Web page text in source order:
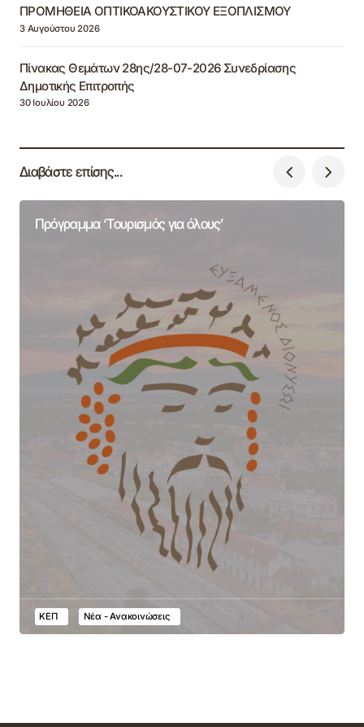
ΠΡΟΜΗΘΕΙΑ ΟΠΤΙΚΟΑΚΟΥΣΤΙΚΟΥ ΕΞΟΠΛΙΣΜΟΥ
3 Αυγούστου 2026
Πίνακας Θεμάτων 28ης/28-07-2026 Συνεδρίασης
Δημοτικής Επιτροπής
30 Ιουλίου 2026
Διαβάστε επίσης...
Πρόγραμμα ‘Τουρισμός για όλους’
ΚΕΠ Νέα - Ανακοινώσεις